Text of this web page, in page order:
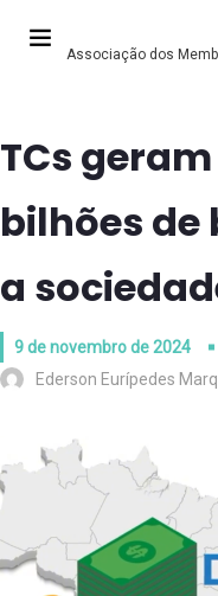
Associação dos
TCs
bilhões de
a
9 de novembro de 2024
Ederson Eurípedes